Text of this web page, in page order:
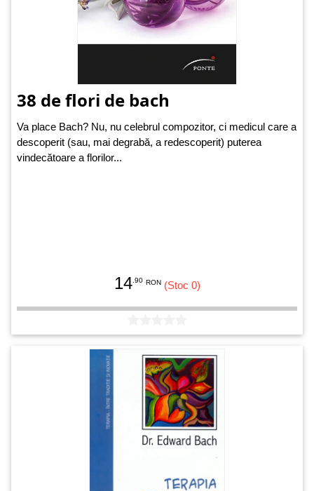
38 de flori de bach
Va place Bach? Nu, nu celebrul compozitor, ci medicul care a
descoperit (sau, mai degrabă, a redescoperit) puterea
vindecătoare a florilor...
14 .90 RON (Stoc 0)